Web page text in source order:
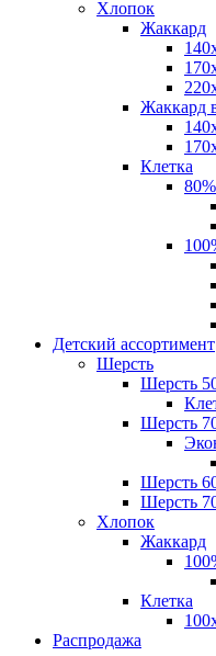
Хлопок
Жаккард
Жаккард
Клетка
Детский ассортимент
Шерсть
Шерсть
Шерсть
Шерсть
Шерсть
Хлопок
Жаккард
Клетка
Распродажа